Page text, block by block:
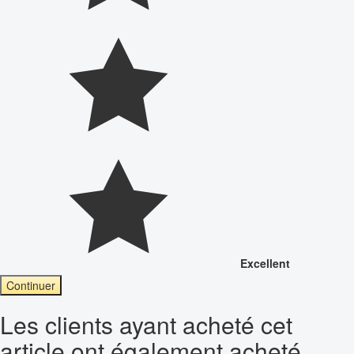
Excellent
Continuer
Les clients ayant acheté cet